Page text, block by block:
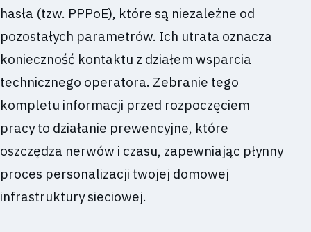
hasła (tzw. PPPoE), które są niezależne od
pozostałych parametrów. Ich utrata oznacza
konieczność kontaktu z działem wsparcia
technicznego operatora. Zebranie tego
kompletu informacji przed rozpoczęciem
pracy to działanie prewencyjne, które
oszczędza nerwów i czasu, zapewniając płynny
proces personalizacji twojej domowej
infrastruktury sieciowej.